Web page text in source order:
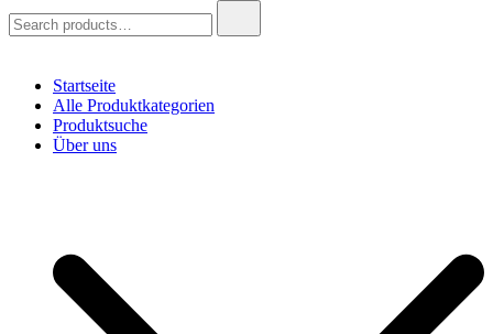
for:
Startseite
Alle Produktkategorien
Produktsuche
Über uns